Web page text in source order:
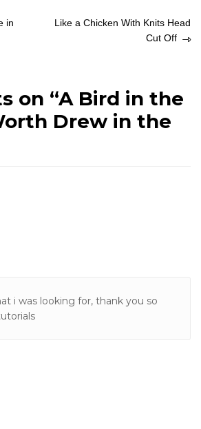
in
Like a Chicken With Knits Head
Cut Off
on “A Bird in the
Drew in the
i was looking for, thank you so